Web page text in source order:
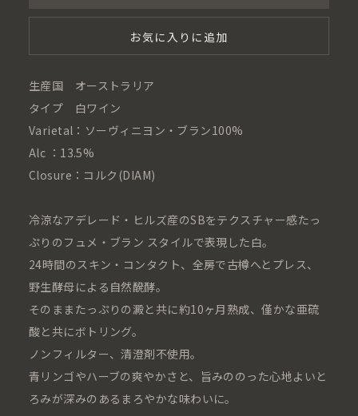
お気に入りに追加
生産国 オーストラリア
タイプ 白ワイン
Varietal：ソーヴィニヨン・ブラン100%
Alc ：13.5%
Closure：コルク(DIAM)
冷涼なアデレード・ヒルズ産のSBをテクスチャー感たっ
ぷりのフュメ・ブラン スタイルで表現した白。
24時間のスキン・コンタクト、全房で古樽へとプレス、
野生酵母による自然醗酵。
そのままたっぷりの澱と共に約10ヶ月熟成、僅かな亜硫
酸と共にボトリング。
ノンフィルター、清澄剤不使用。
青リンゴやハーブの爽やかさと、旨みののった心地よいと
ろみが深みのあるまろやかな味わいに。